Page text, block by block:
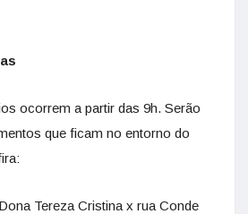
ocorrem a partir das 9h. Serão
que ficam no entorno do
Tereza Cristina x rua Conde